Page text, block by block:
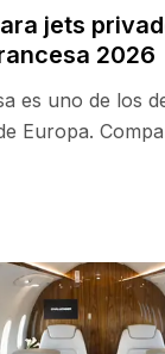
jets
2026
es uno de los
Europa.